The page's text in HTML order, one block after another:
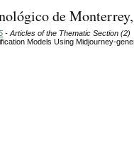
de
- Articles of the Thematic Section (2)
Models Using Midjourney-